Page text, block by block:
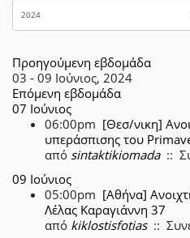
Προηγούμενη εβδομάδα
03 - 09 Ιούνιος, 2024
Επόμενη εβδομάδα
07 Ιούνιος
06:00pm [Θεσ/νικη]
υπεράσπισης του
από sintaktikiomada::
09 Ιούνιος
05:00pm [Αθήνα]
Λέλας Καραγιάννη 37
από kiklostisfotias::